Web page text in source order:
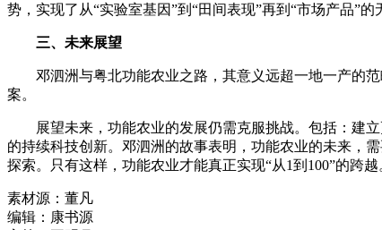
势，实现了从“实验室基因”到“田间表现”再到“市场产品”的
三、未来展望
邓泗洲与粤北功能农业之路，其意义远超一地一产的范
案。
展望未来，功能农业的发展仍需克服挑战。包括：建立
的持续科技创新。邓泗洲的故事表明，功能农业的未来，
探索。只有这样，功能农业才能真正实现“从1到100”的跨越
素材源： 董凡
编辑： 康书源